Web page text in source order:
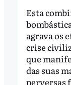
Esta
agrava os
crise
que
das suas
perversas